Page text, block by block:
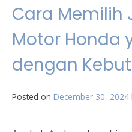
Cara Memilih
Motor Honda
dengan
Posted on December 30, 2024